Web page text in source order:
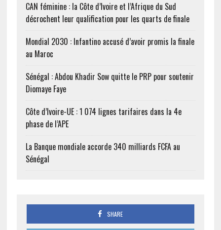
avaient pris la décision de
reprendre leurs activités,
CAN féminine : la Côte d’Ivoire et l’Afrique du Sud
décrochent leur qualification pour les quarts de finale
Mondial 2030 : Infantino accusé d’avoir promis la finale
au Maroc
Sénégal : Abdou Khadir Sow quitte le PRP pour soutenir
Diomaye Faye
Côte d’Ivoire-UE : 1 074 lignes tarifaires dans la 4e
phase de l’APE
La Banque mondiale accorde 340 milliards FCFA au
Sénégal
SHARE